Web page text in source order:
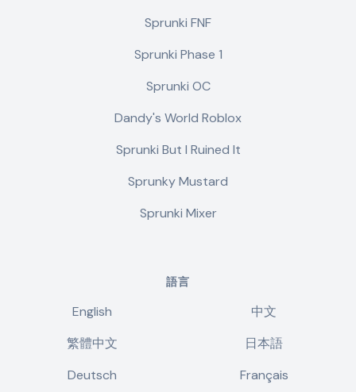
Sprunki FNF
Sprunki Phase 1
Sprunki OC
Dandy's World Roblox
Sprunki But I Ruined It
Sprunky Mustard
Sprunki Mixer
語言
English
中文
繁體中文
日本語
Deutsch
Français